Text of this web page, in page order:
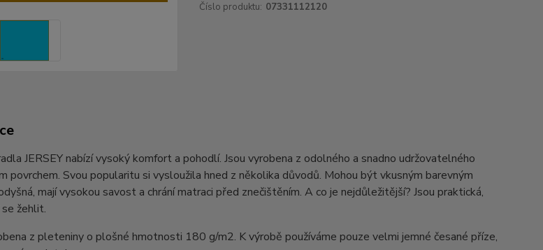
Číslo produktu: 07331112120
JERSEY nabízí vysoký komfort a pohodlí. Jsou vyrobena z odolného a snadno udržovatelného
povrchem. Svou popularitu si vysloužila hned z několika důvodů. Mohou být vkusným barevným
mají vysokou savost a chrání matraci před znečištěním. A co je nejdůležitější? Jsou praktická,
žehlit.
z pleteniny o plošné hmotnosti 180 g/m2. K výrobě používáme pouze velmi jemné česané příze,